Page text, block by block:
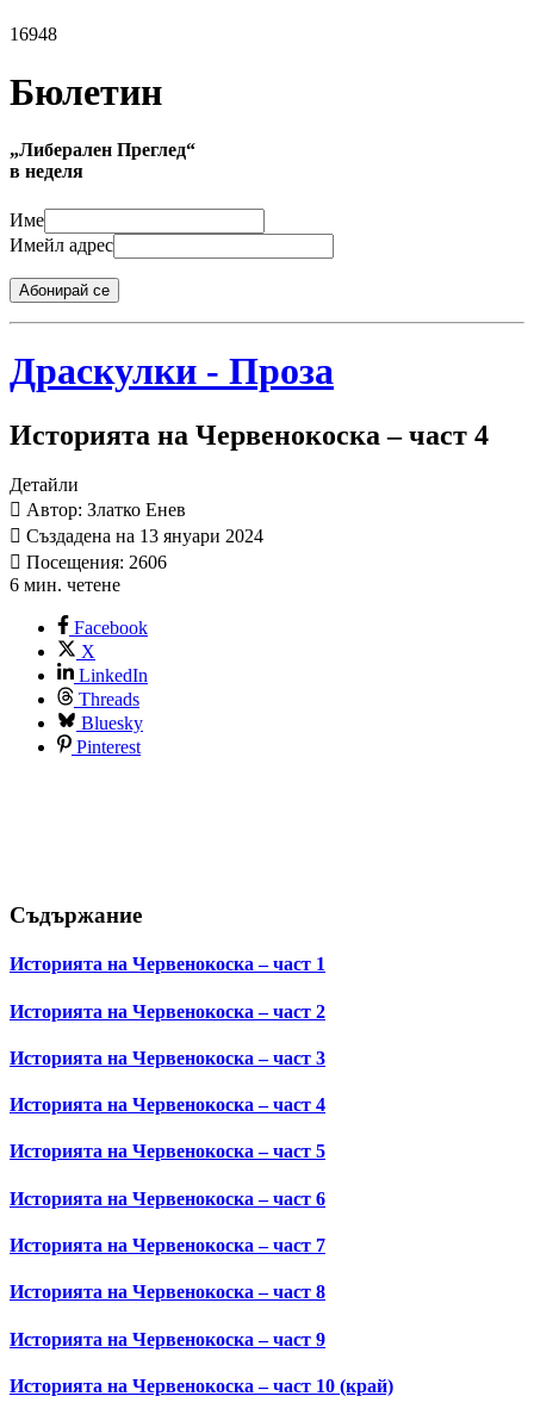
16948
Бюлетин
„Либерален Преглед“
в неделя
Име
Имейл адрес
Абонирай се
Драскулки - Проза
Историята на Червенокоска – част 4
Детайли
Автор: Златко Енев
Създадена на 13 януари 2024
Посещения: 2606
6 мин. четене
Facebook
X
LinkedIn
Threads
Bluesky
Pinterest
Съдържание
Историята на Червенокоска – част 1
Историята на Червенокоска – част 2
Историята на Червенокоска – част 3
Историята на Червенокоска – част 4
Историята на Червенокоска – част 5
Историята на Червенокоска – част 6
Историята на Червенокоска – част 7
Историята на Червенокоска – част 8
Историята на Червенокоска – част 9
Историята на Червенокоска – част 10 (край)